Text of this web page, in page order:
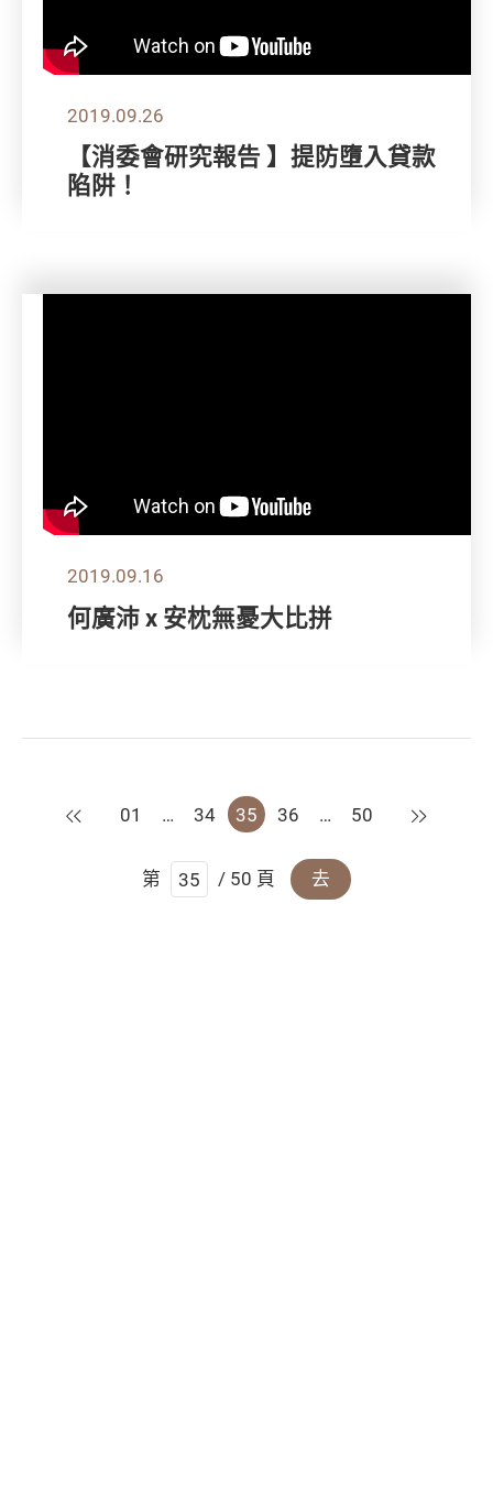
2019.09.26
【消委會研究報告 】提防墮入貸款
陷阱！
2019.09.16
何廣沛 x 安枕無憂大比拼
上一頁
01 … 34 35 36 … 50 下一頁
第 / 50 頁 去